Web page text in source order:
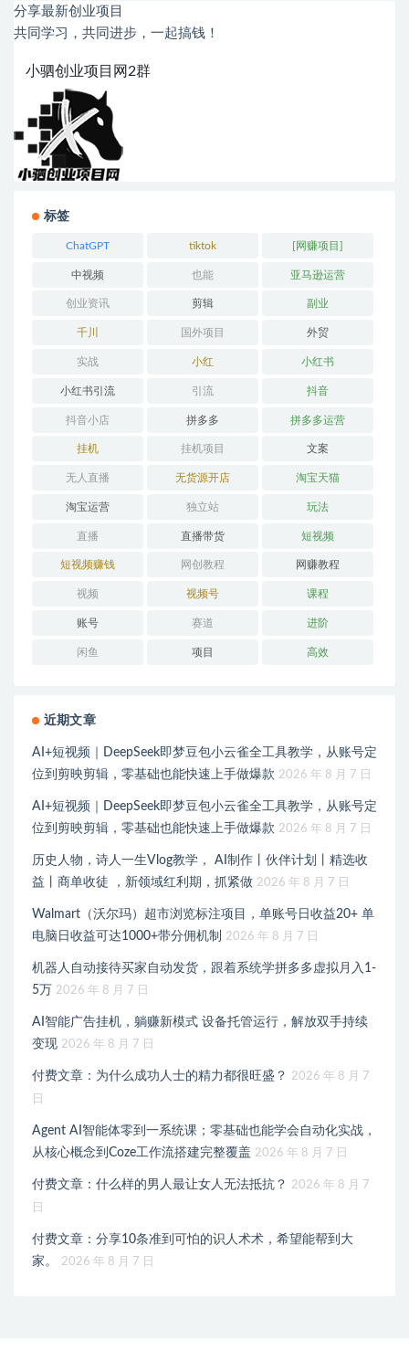
分享最新创业项目
共同学习，共同进步，一起搞钱！
小驷创业项目网2群
标签
ChatGPT tiktok [网赚项目]
中视频 也能 亚马逊运营
创业资讯 剪辑 副业
千川 国外项目 外贸
实战 小红 小红书
小红书引流 引流 抖音
抖音小店 拼多多 拼多多运营
挂机 挂机项目 文案
无人直播 无货源开店 淘宝天猫
淘宝运营 独立站 玩法
直播 直播带货 短视频
短视频赚钱 网创教程 网赚教程
视频 视频号 课程
账号 赛道 进阶
闲鱼 项目 高效
近期文章
AI+短视频｜DeepSeek即梦豆包小云雀全工具教学，从账号定
位到剪映剪辑，零基础也能快速上手做爆款 2026 年 8 月 7 日
AI+短视频｜DeepSeek即梦豆包小云雀全工具教学，从账号定
位到剪映剪辑，零基础也能快速上手做爆款 2026 年 8 月 7 日
历史人物，诗人一生Vlog教学， AI制作丨伙伴计划丨精选收
益丨商单收徒 ，新领域红利期，抓紧做 2026 年 8 月 7 日
Walmart（沃尔玛）超市浏览标注项目，单账号日收益20+ 单
电脑日收益可达1000+带分佣机制
2026 年 8 月 7 日
机器人自动接待买家自动发货，跟着系统学拼多多虚拟月入1-
5万 2026 年 8 月 7 日
AI智能广告挂机，躺赚新模式 设备托管运行，解放双手持续
变现 2026 年 8 月 7 日
付费文章：为什么成功人士的精力都很旺盛？
2026 年 8 月 7
日
Agent AI智能体零到一系统课；零基础也能学会自动化实战，
从核心概念到Coze工作流搭建完整覆盖 2026 年 8 月 7 日
付费文章：什么样的男人最让女人无法抵抗？
2026 年 8 月 7
日
付费文章：分享10条准到可怕的识人术术，希望能帮到大
家。
2026 年 8 月 7 日